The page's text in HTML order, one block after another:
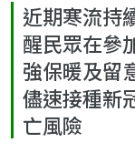
近期寒流持
醒民眾在參
強保暖及留
儘速接種新
亡風險